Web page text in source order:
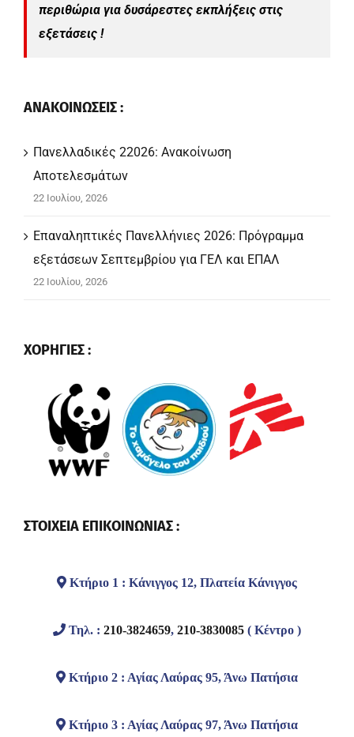
περιθώρια για δυσάρεστες εκπλήξεις στις
εξετάσεις !
ΑΝΑΚΟΙΝΩΣΕΙΣ :
Πανελλαδικές 22026: Ανακοίνωση
Αποτελεσμάτων
22 Ιουλίου, 2026
Επαναληπτικές Πανελλήνιες 2026: Πρόγραμμα
εξετάσεων Σεπτεμβρίου για ΓΕΛ και ΕΠΑΛ
22 Ιουλίου, 2026
ΧΟΡΗΓΙΕΣ :
ΣΤΟΙΧΕΙΑ ΕΠΙΚΟΙΝΩΝΙΑΣ :
Κτήριο 1 : Κάνιγγος 12, Πλατεία Κάνιγγος
Τηλ. : 210-3824659, 210-3830085 ( Κέντρο )
Κτήριο 2 : Αγίας Λαύρας 95, Άνω Πατήσια
Κτήριο 3 : Αγίας Λαύρας 97, Άνω Πατήσια